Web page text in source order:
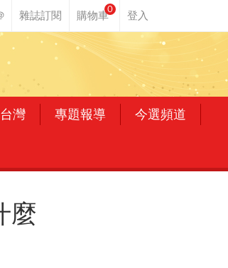
0
灣 專題報導 今選頻道
麼